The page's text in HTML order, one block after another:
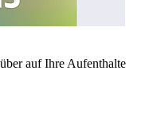
auf Ihre Aufenthalte